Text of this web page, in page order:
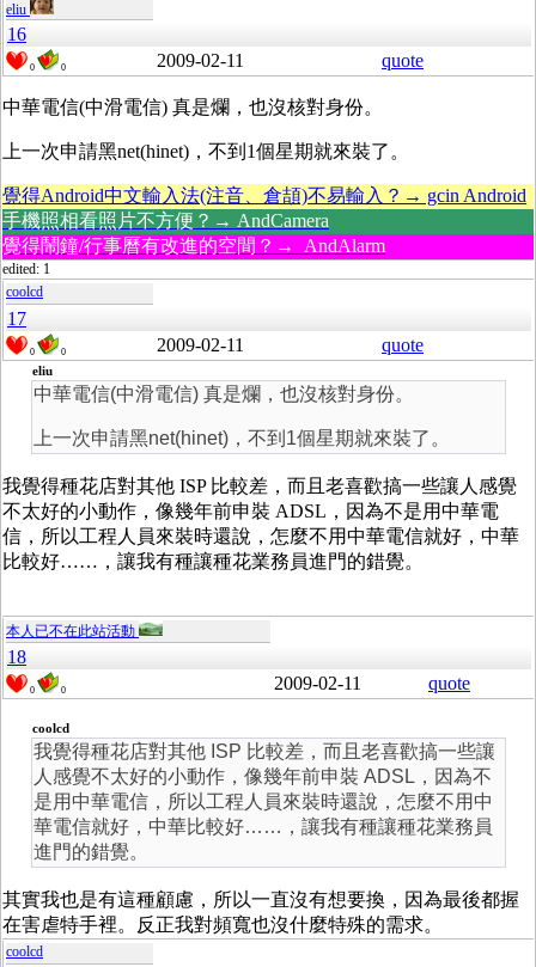
eliu
16
0 0 2009-02-11 quote
中華電信(中滑電信) 真是爛，也沒核對身份。
上一次申請黑net(hinet)，不到1個星期就來裝了。
覺得Android中文輸入法(注音、倉頡)不易輸入？→ gcin Android
手機照相看照片不方便？→ AndCamera
覺得鬧鐘/行事曆有改進的空間？→ AndAlarm
edited: 1
coolcd
17
0 0 2009-02-11 quote
eliu
中華電信(中滑電信) 真是爛，也沒核對身份。
上一次申請黑net(hinet)，不到1個星期就來裝了。
我覺得種花店對其他 ISP 比較差，而且老喜歡搞一些讓人感覺
不太好的小動作，像幾年前申裝 ADSL，因為不是用中華電
信，所以工程人員來裝時還說，怎麼不用中華電信就好，中華
比較好……，讓我有種讓種花業務員進門的錯覺。
本人已不在此站活動
18
0 0 2009-02-11 quote
coolcd
我覺得種花店對其他 ISP 比較差，而且老喜歡搞一些讓
人感覺不太好的小動作，像幾年前申裝 ADSL，因為不
是用中華電信，所以工程人員來裝時還說，怎麼不用中
華電信就好，中華比較好……，讓我有種讓種花業務員
進門的錯覺。
其實我也是有這種顧慮，所以一直沒有想要換，因為最後都握
在害虐特手裡。反正我對頻寬也沒什麼特殊的需求。
coolcd